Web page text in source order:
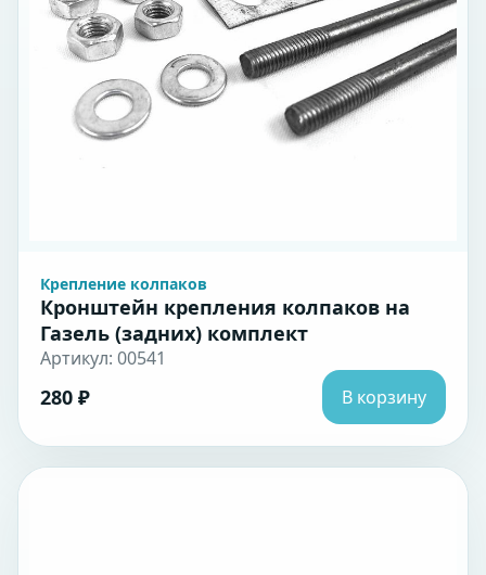
Крепление колпаков
Кронштейн крепления колпаков на
Газель (задних) комплект
Артикул: 00541
280 ₽ В корзину